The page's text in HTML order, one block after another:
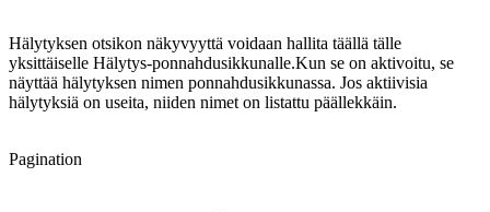
Hälytyksen otsikon näkyvyyttä voidaan hallita täällä tälle
yksittäiselle Hälytys-ponnahdusikkunalle.Kun se on aktivoitu, se
näyttää hälytyksen nimen ponnahdusikkunassa. Jos aktiivisia
hälytyksiä on useita, niiden nimet on listattu päällekkäin.
Pagination